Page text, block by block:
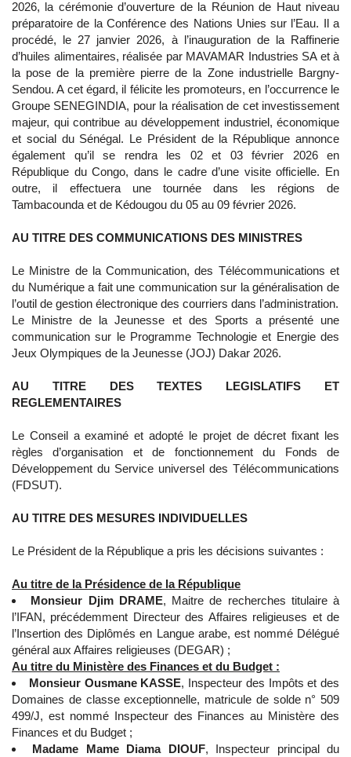
2026, la cérémonie d’ouverture de la Réunion de Haut niveau
préparatoire de la Conférence des Nations Unies sur l’Eau. Il a
procédé, le 27 janvier 2026, à l’inauguration de la Raffinerie
d’huiles alimentaires, réalisée par MAVAMAR Industries SA et à
la pose de la première pierre de la Zone industrielle Bargny-
Sendou. A cet égard, il félicite les promoteurs, en l’occurrence le
Groupe SENEGINDIA, pour la réalisation de cet investissement
majeur, qui contribue au développement industriel, économique
et social du Sénégal. Le Président de la République annonce
également qu’il se rendra les 02 et 03 février 2026 en
République du Congo, dans le cadre d’une visite officielle. En
outre, il effectuera une tournée dans les régions de
Tambacounda et de Kédougou du 05 au 09 février 2026.
AU TITRE DES COMMUNICATIONS DES MINISTRES
Le Ministre de la Communication, des Télécommunications et
du Numérique a fait une communication sur la généralisation de
l’outil de gestion électronique des courriers dans l’administration.
Le Ministre de la Jeunesse et des Sports a présenté une
communication sur le Programme Technologie et Energie des
Jeux Olympiques de la Jeunesse (JOJ) Dakar 2026.
AU TITRE DES TEXTES LEGISLATIFS ET
REGLEMENTAIRES
Le Conseil a examiné et adopté le projet de décret fixant les
règles d’organisation et de fonctionnement du Fonds de
Développement du Service universel des Télécommunications
(FDSUT).
AU TITRE DES MESURES INDIVIDUELLES
Le Président de la République a pris les décisions suivantes :
Au titre de la Présidence de la République
Monsieur Djim DRAME, Maitre de recherches titulaire à
l’IFAN, précédemment Directeur des Affaires religieuses et de
l’Insertion des Diplômés en Langue arabe, est nommé Délégué
général aux Affaires religieuses (DEGAR) ;
Au titre du Ministère des Finances et du Budget :
Monsieur Ousmane KASSE, Inspecteur des Impôts et des
Domaines de classe exceptionnelle, matricule de solde n° 509
499/J, est nommé Inspecteur des Finances au Ministère des
Finances et du Budget ;
Madame Mame Diama DIOUF, Inspecteur principal du